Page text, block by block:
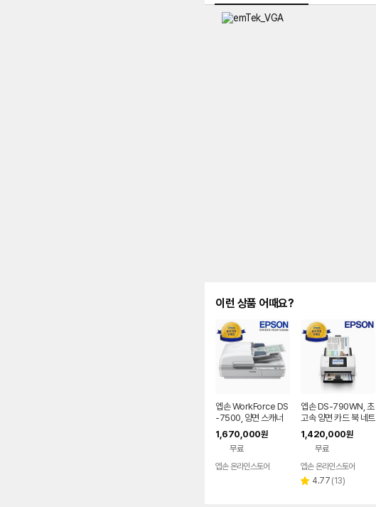
이런 상품 어때요?
엡손 WorkForce DS
-7500, 양면 스캐너
1,670,000원
무료
엡손 온라인스토어
엡손 DS-790WN, 초
고속 양면 카드 북 네트
워크 스캐너
1,420,000원
무료
엡손 온라인스토어
별 4.77 리
(13)